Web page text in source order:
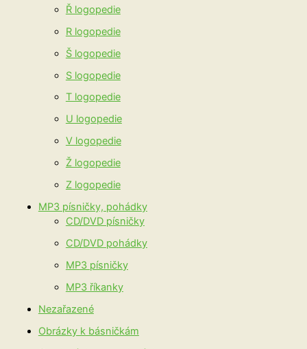
Ř logopedie
R logopedie
Š logopedie
S logopedie
T logopedie
U logopedie
V logopedie
Ž logopedie
Z logopedie
MP3 písničky, pohádky
CD/DVD písničky
CD/DVD pohádky
MP3 písničky
MP3 říkanky
Nezařazené
Obrázky k básničkám